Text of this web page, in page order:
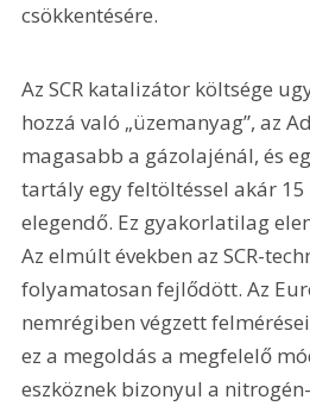
csökkentésére.
Az SCR katalizátor költsége
hozzá való „üzemanyag”, az
magasabb a gázolajénál, és
tartály egy feltöltéssel akár
elegendő. Ez gyakorlatilag
Az elmúlt években az SCR-
folyamatosan fejlődött. Az
nemrégiben végzett
ez a megoldás a megfelelő
eszköznek bizonyul a